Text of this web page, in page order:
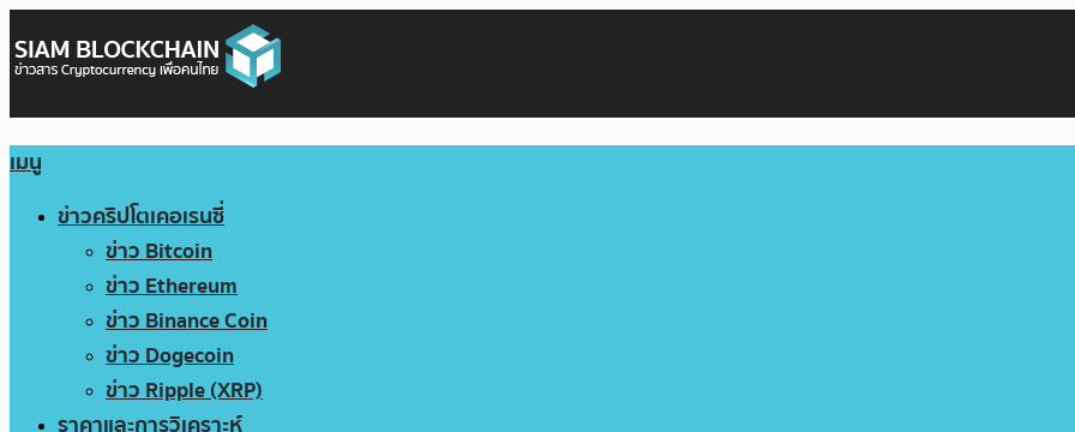
เมนู
ข่าวคริปโตเคอเรนซี่
ข่าว Bitcoin
ข่าว Ethereum
ข่าว Binance Coin
ข่าว Dogecoin
ข่าว Ripple (XRP)